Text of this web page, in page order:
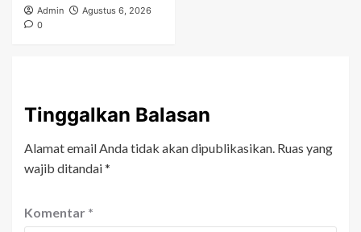
Admin
Agustus 6, 2026
0
Tinggalkan Balasan
Alamat email Anda tidak akan dipublikasikan. Ruas yang
wajib ditandai*
Komentar *